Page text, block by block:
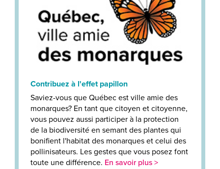
Contribuez à l'effet papillon
Saviez-vous que Québec est ville amie des
monarques? En tant que citoyen et citoyenne,
vous pouvez aussi participer à la protection
de la biodiversité en semant des plantes qui
bonifient l'habitat des monarques et celui des
pollinisateurs. Les gestes que vous posez font
toute une différence. En savoir plus >